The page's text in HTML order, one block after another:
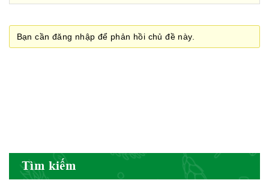
Bạn cần đăng nhập để phản hồi chủ đề này.
Tìm kiếm
BYT